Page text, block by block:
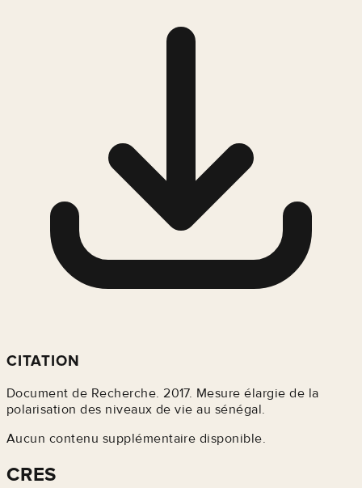
CITATION
Document de Recherche. 2017. Mesure élargie de la
polarisation des niveaux de vie au sénégal.
Aucun contenu supplémentaire disponible.
CRES